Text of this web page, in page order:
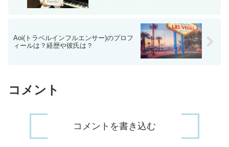
Aoi(トラベルインフルエンサー)のプロフ
ィールは？経歴や彼氏は？
コメント
コメントを書き込む